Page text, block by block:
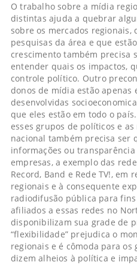
O trabalho sobre a mídia
distintas ajuda a quebrar
sobre os mercados regionais,
pesquisas da área e que
crescimento também precisa
entender quais os impactos,
controle político. Outro
donos de mídia estão apenas
desenvolvidas
que eles estão em todo o
esses grupos de políticos e
nacional também precisa ser
informações ou
empresas, a exemplo das
Record, Band e Rede TV!, em
regionais e à consequente
radiodifusão pública para
afiliados a essas redes no
disponibilizam sua grade de
“flexibilidade” prejudica o
regionais e é cômoda para os
dizem alheios à política e